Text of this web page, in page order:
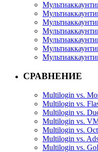
СРАВНЕНИЕ
Multilogin vs.
Multilogin vs.
Multilogin vs.
Multilogin vs.
Multilogin vs.
Multilogin vs.
Multilogin vs.